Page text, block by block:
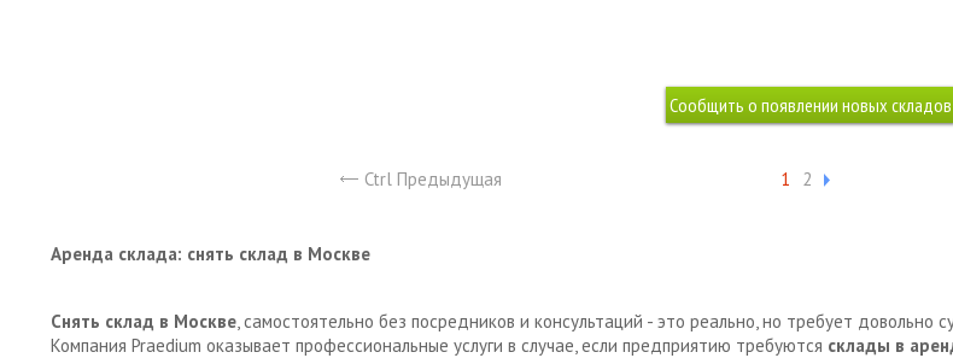
Ctrl Предыдущая 1 2
Аренда склада: снять склад в Москве
Снять склад в Москве, самостоятельно без посредников и консультаций - это реально, но требует
Компания Praedium оказывает профессиональные услуги в случае, если предприятию требуются склады в